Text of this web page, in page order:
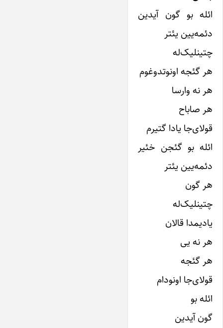
ائله بو گون آیدین
دئمه‌یین یئتر
چتینلیک‌له
هر گئجه اونوتدوغوم
هر نه وارسا
هر صاباح
قولای‌جا یادا گتیرم
ائله بو گئجن خئیر
دئمه‌یین یئتر
هر گون
چتینلیک‌له
یادیمدا قالان
هر نه یی
هر گئجه
قولای‌جا اونودام
ائله بو
گون آیدین